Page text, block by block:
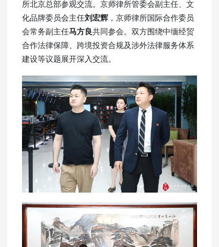
所北京总部参观交流。京师律所管委会副主任、文
化品牌委员会主任刘宏辉 ，京师律所国际合作委员
会常务副主任马方良共同参会。双方围绕中缅经贸
合作法律保障、 跨境投资合规及涉外法律服务体系
建设等议题展开深入交流。